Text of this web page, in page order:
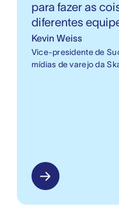
para fazer as
diferentes
Kevin Weiss
Vice-presidente de
mídias de varejo da